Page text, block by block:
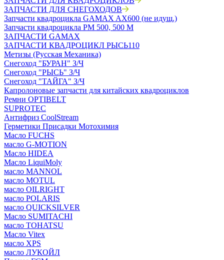
ЗАПЧАСТИ ДЛЯ СНЕГОХОДОВ
Запчасти квадроцикла GAMAX AX600 (не идущ.)
Запчасти квадроцикла РМ 500, 500 М
ЗАПЧАСТИ GAMAX
ЗАПЧАСТИ КВАДРОЦИКЛ РЫСЬ110
Метизы (Русская Механика)
Снегоход "БУРАН" З/Ч
Снегоход "РЫСЬ" З/Ч
Снегоход "ТАЙГА" З/Ч
Капролоновые запчасти для китайских квадроциклов
Ремни OPTIBELT
SUPROTEC
Антифриз CoolStream
Герметики Присадки Мотохимия
Масло FUCHS
масло G-MOTION
Масло HIDEA
Масло LiquiMoly
масло MANNOL
масло MOTUL
масло OILRIGHT
масло POLARIS
масло QUICKSILVER
Масло SUMITACHI
масло TOHATSU
Масло Vitex
масло XPS
масло ЛУКОЙЛ